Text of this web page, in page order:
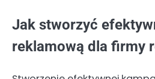
Jak stworzyć
reklamową dla firmy